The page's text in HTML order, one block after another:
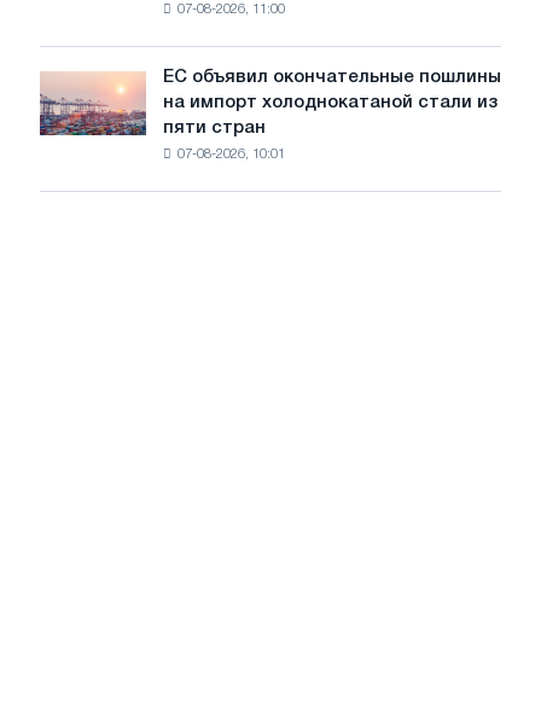
трамвайных
путей
Ярославля
07-08-2026, 11:00
объявил
окончательные
ЕС объявил окончательные пошлины
на импорт холоднокатаной стали из
пяти стран
07-08-2026, 10:01